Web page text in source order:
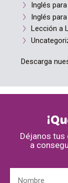
Inglés
Inglés
Lección a
Descarga
Déjanos
a